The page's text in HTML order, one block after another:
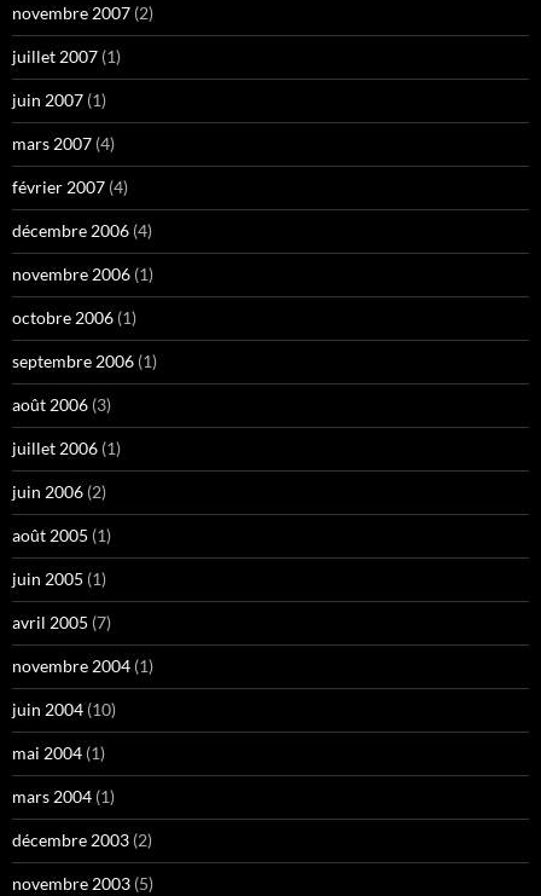
novembre 2007 (2)
juillet 2007 (1)
juin 2007 (1)
mars 2007 (4)
février 2007 (4)
décembre 2006 (4)
novembre 2006 (1)
octobre 2006 (1)
septembre 2006 (1)
août 2006 (3)
juillet 2006 (1)
juin 2006 (2)
août 2005 (1)
juin 2005 (1)
avril 2005 (7)
novembre 2004 (1)
juin 2004 (10)
mai 2004 (1)
mars 2004 (1)
décembre 2003 (2)
novembre 2003 (5)